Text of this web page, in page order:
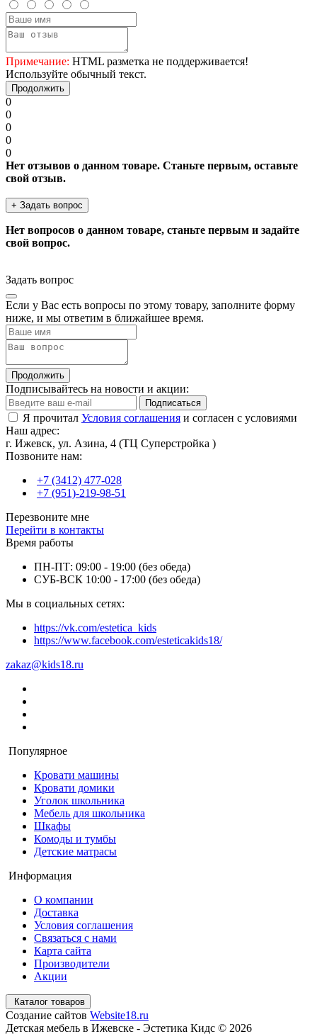
Примечание: HTML разметка не поддерживается!
Используйте обычный текст.
Продолжить
0
0
0
0
0
Нет отзывов о данном товаре. Станьте первым, оставьте
свой отзыв.
+ Задать вопрос
Нет вопросов о данном товаре, станьте первым и задайте
свой вопрос.
Задать вопрос
Если у Вас есть вопросы по этому товару, заполните форму
ниже, и мы ответим в ближайшее время.
Продолжить
Подписывайтесь на новости и акции:
Подписаться
Я прочитал Условия соглашения и согласен с условиями
Наш адрес:
г. Ижевск, ул. Азина, 4 (ТЦ Суперстройка )
Позвоните нам:
+7 (3412) 477-028
+7 (951)-219-98-51
Перезвоните мне
Перейти в контакты
Время работы
ПН-ПТ: 09:00 - 19:00 (без обеда)
СУБ-ВСК 10:00 - 17:00 (без обеда)
Мы в социальных сетях:
https://vk.com/estetica_kids
https://www.facebook.com/esteticakids18/
zakaz@kids18.ru
Популярное
Кровати машины
Кровати домики
Уголок школьника
Мебель для школьника
Шкафы
Комоды и тумбы
Детские матрасы
Информация
О компании
Доставка
Условия соглашения
Связаться с нами
Карта сайта
Производители
Акции
Каталог товаров
Создание сайтов Website18.ru
Детская мебель в Ижевске - Эстетика Кидс © 2026